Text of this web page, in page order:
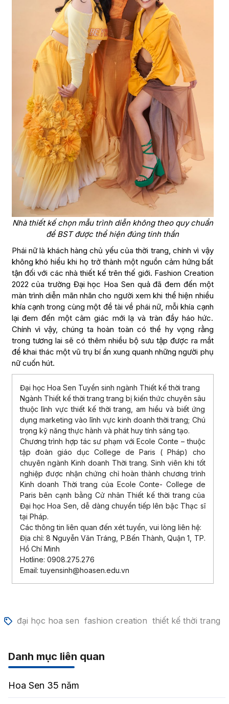
Nhà thiết kế chọn mẫu trình diễn không theo quy chuẩn
để BST được thể hiện đúng tinh thần
Phái nữ là khách hàng chủ yếu của thời trang, chính vì vậy
không khó hiểu khi họ trở thành một nguồn cảm hứng bất
tận đối với các nhà thiết kế trên thế giới. Fashion Creation
2022 của trường Đại học Hoa Sen quả đã đem đến một
màn trình diễn mãn nhãn cho người xem khi thể hiện nhiều
khía cạnh trong cùng một đề tài về phái nữ, mỗi khía cạnh
lại đem đến một cảm giác mới lạ và tràn đầy háo hức.
Chính vì vậy, chúng ta hoàn toàn có thể hy vọng rằng
trong tương lai sẽ có thêm nhiều bộ sưu tập được ra mắt
để khai thác một vũ trụ bí ẩn xung quanh những người phụ
nữ cuốn hút.
Đại học Hoa Sen Tuyển sinh ngành Thiết kế thời trang
Ngành Thiết kế thời trang trang bị kiến thức chuyên sâu
thuộc lĩnh vực thiết kế thời trang, am hiểu và biết ứng
dụng marketing vào lĩnh vực kinh doanh thời trang; Chú
trọng kỹ năng thực hành và phát huy tính sáng tạo.
Chương trình hợp tác sư phạm với Ecole Conte – thuộc
tập đoàn giáo dục College de Paris ( Pháp) cho
chuyên ngành Kinh doanh Thời trang. Sinh viên khi tốt
nghiệp được nhận chứng chỉ hoàn thành chương trình
Kinh doanh Thời trang của Ecole Conte- College de
Paris bên cạnh bằng Cử nhân Thiết kế thời trang của
Đại học Hoa Sen, dễ dàng chuyển tiếp lên bậc Thạc sĩ
tại Pháp.
Các thông tin liên quan đến xét tuyển, vui lòng liên hệ:
Địa chỉ: 8 Nguyễn Văn Tráng, P.Bến Thành, Quận 1, TP.
Hồ Chí Minh
Hotline: 0908.275.276
Email: tuyensinh@hoasen.edu.vn
đại học hoa sen fashion creation thiết kế thời trang
Danh mục liên quan
Hoa Sen 35 năm